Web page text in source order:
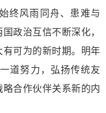
终风雨同舟、患难与
政治互信不断深化，
可为的新时期。明年
道努力，弘扬传统友
合作伙伴关系新的内